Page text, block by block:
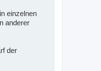
einzelnen
anderer
der